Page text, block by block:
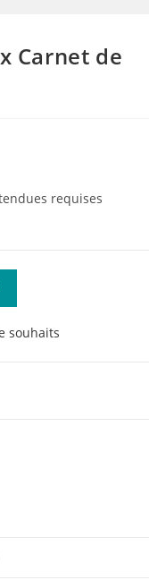
Carnet de
requises
souhaits